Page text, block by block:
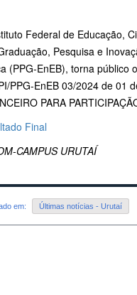
Federal de Educação,
Pesquisa e
(PPG-EnEB), torna
PPG-EnEB 03/2024 de 01
PARA
Final
CAMPUS URUTAÍ
em: Últimas notícias - Urutaí